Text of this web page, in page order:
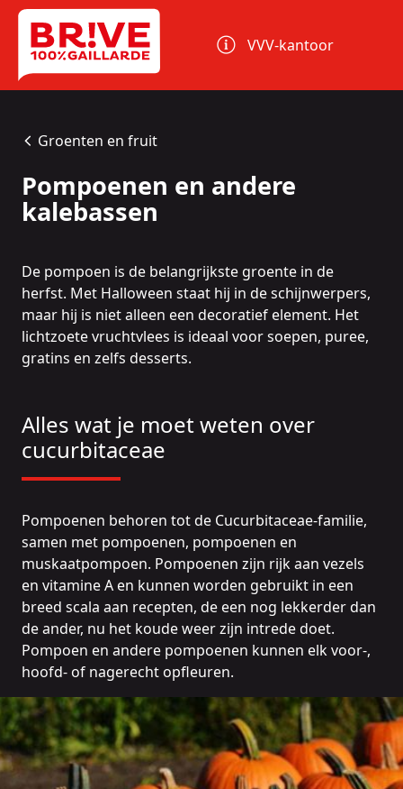
Cookies beheer paneel
VVV-kantoor
Groenten en fruit
Pompoenen en andere
kalebassen
De pompoen is de belangrijkste groente in de
herfst. Met Halloween staat hij in de schijnwerpers,
maar hij is niet alleen een decoratief element. Het
lichtzoete vruchtvlees is ideaal voor soepen, puree,
gratins en zelfs desserts.
Alles wat je moet weten over
cucurbitaceae
Pompoenen behoren tot de Cucurbitaceae-familie,
samen met pompoenen, pompoenen en
muskaatpompoen. Pompoenen zijn rijk aan vezels
en vitamine A en kunnen worden gebruikt in een
breed scala aan recepten, de een nog lekkerder dan
de ander, nu het koude weer zijn intrede doet.
Pompoen en andere pompoenen kunnen elk voor-,
hoofd- of nagerecht opfleuren.